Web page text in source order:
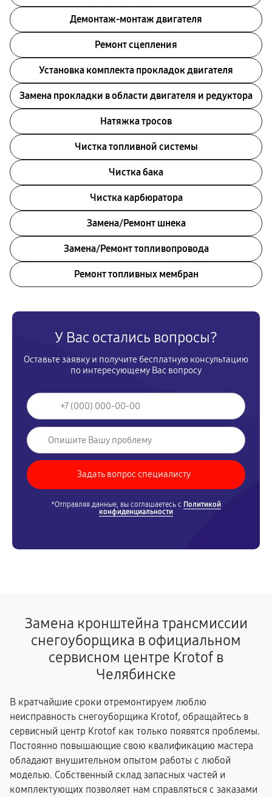
Демонтаж-монтаж двигателя
Ремонт сцепления
Установка комплекта прокладок двигателя
Замена прокладки в области двигателя и редуктора
Натяжка тросов
Чистка топливной системы
Чистка бака
Чистка карбюратора
Замена/Pемонт шнека
Замена/Pемонт топливопровода
Ремонт топливных мембран
У Вас остались вопросы?
Оставьте заявку и получите бесплатную консультацию
по интересующему Вас вопросу
*Отправляя данные, вы соглашаетесь с Политикой
конфиденциальности
Замена кронштейна трансмиссии
снегоуборщика в официальном
сервисном центре Krotof в
Челябинске
В кратчайшие сроки отремонтируем люблю
неисправность снегоуборщика Krotof, обращайтесь в
сервисный центр Krotof как только появятся проблемы.
Постоянно повышающие свою квалификацию мастера
обладают внушительном опытом работы с любой
моделью. Собственный склад запасных частей и
комплектующих позволяет нам справляться с заказами